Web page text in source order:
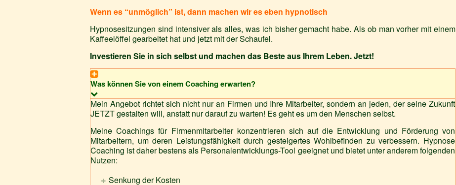
Wenn es “unmöglich” ist, dann machen wir es eben hypnotisch
Hypnosesitzungen sind intensiver als alles, was ich bisher gemacht habe. Als ob man vorher mit einem
Kaffeelöffel gearbeitet hat und jetzt mit der Schaufel.
Investieren Sie in sich selbst und machen das Beste aus Ihrem Leben. Jetzt!
Was können Sie von einem Coaching erwarten?
Mein Angebot richtet sich nicht nur an Firmen und Ihre Mitarbeiter, sondern an jeden, der seine Zukunft
JETZT gestalten will, anstatt nur darauf zu warten! Es geht es um den Menschen selbst.
Meine Coachings für Firmenmitarbeiter konzentrieren sich auf die Entwicklung und Förderung von
Mitarbeitern, um deren Leistungsfähigkeit durch gesteigertes Wohlbefinden zu verbessern. Hypnose
Coaching ist daher bestens als Personalentwicklungs-Tool geeignet und bietet unter anderem folgenden
Nutzen:
Senkung der Kosten